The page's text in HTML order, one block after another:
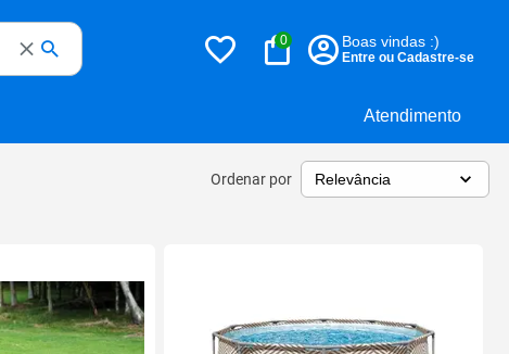
Atendimento
0 Boas vindas :)
Entre ou Cadastre-se
Ordenar por